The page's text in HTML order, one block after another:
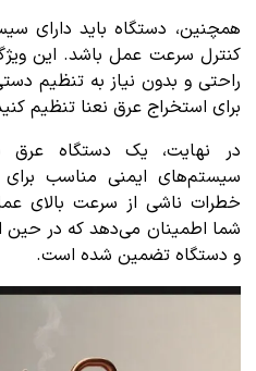
همچنین، دستگاه باید دارای
کنترل سرعت عمل باشد. این
راحتی و بدون نیاز به تنظیم
برای استخراج عرق نعنا تنظیم
در نهایت، یک دستگاه عرق
سیستم‌های ایمنی مناسب برای
خطرات ناشی از سرعت بالای
شما اطمینان می‌دهد که در حین
و دستگاه تضمین شده است.